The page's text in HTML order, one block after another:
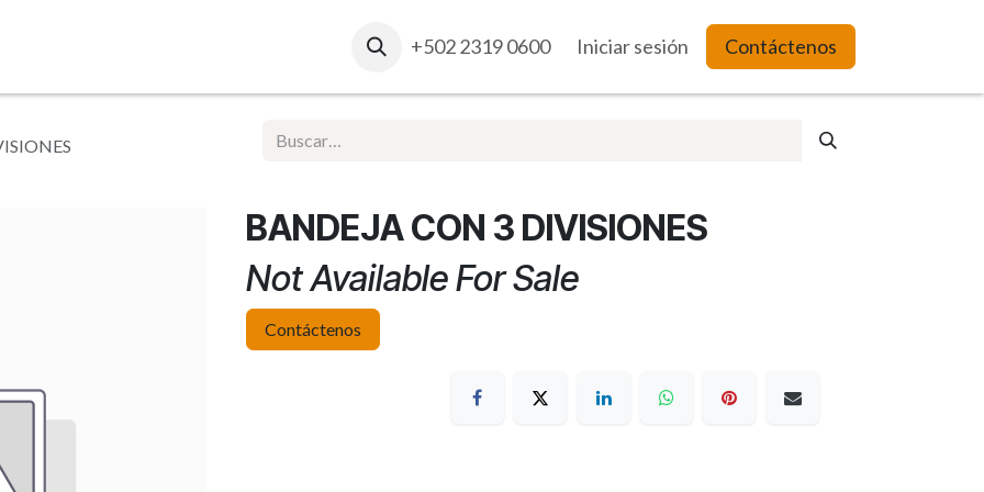
Ventas Corporativas Reportes Web
+502 2319 0600 Iniciar sesión Contáctenos
BANDEJA CON 3 DIVISIONES
Not Available For Sale
Contáctenos